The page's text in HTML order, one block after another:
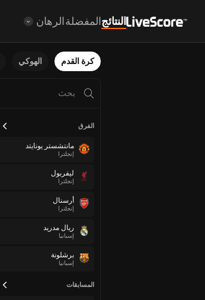
النتائجالمفضلةالرهان
كرة القدم الهوكي
الفرق
مانتشستر يونايتد
إنجلترا
ليفربول
إنجلترا
أرسنال
إنجلترا
ريال مدريد
إسبانيا
برشلونة
إسبانيا
المسابقات